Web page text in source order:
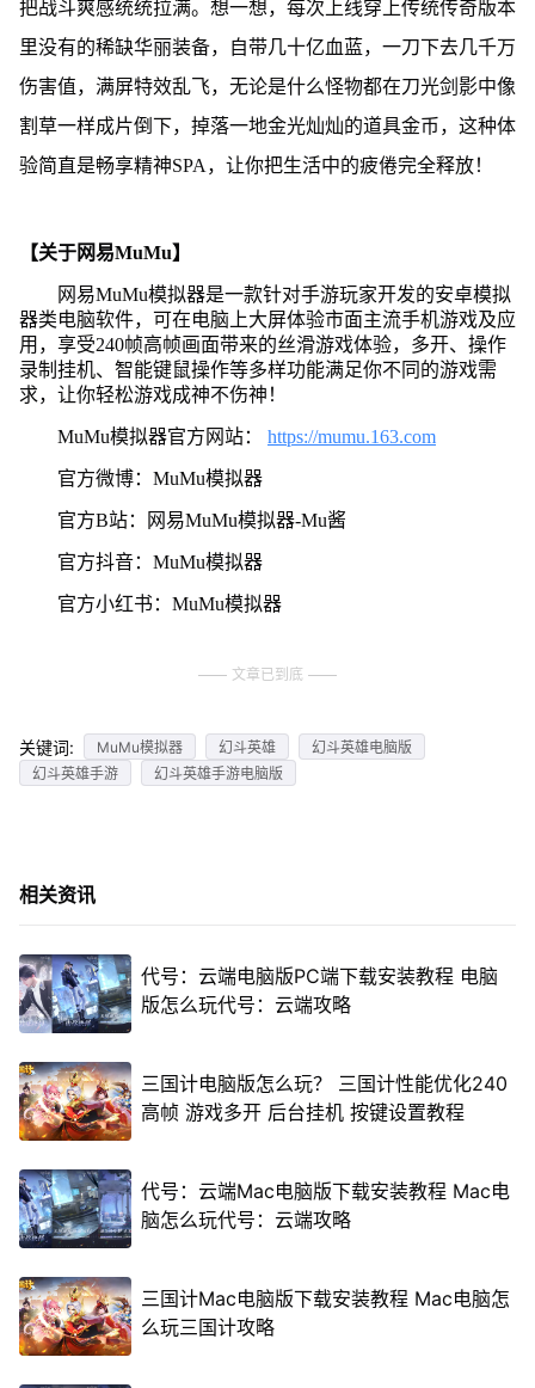
把战斗爽感统统拉满。想一想，每次上线穿上传统传奇版本
里没有的稀缺华丽装备，自带几十亿血蓝，一刀下去几千万
伤害值，满屏特效乱飞，无论是什么怪物都在刀光剑影中像
割草一样成片倒下，掉落一地金光灿灿的道具金币，这种体
验简直是畅享精神SPA，让你把生活中的疲倦完全释放！
【关于网易MuMu】
网易MuMu模拟器是一款针对手游玩家开发的安卓模拟
器类电脑软件，可在电脑上大屏体验市面主流手机游戏及应
用，享受240帧高帧画面带来的丝滑游戏体验，多开、操作
录制挂机、智能键鼠操作等多样功能满足你不同的游戏需
求，让你轻松游戏成神不伤神！
MuMu模拟器官方网站： https://mumu.163.com
官方微博：MuMu模拟器
官方B站：网易MuMu模拟器-Mu酱
官方抖音：MuMu模拟器
官方小红书：MuMu模拟器
文章已到底
关键词: MuMu模拟器 幻斗英雄
幻斗英雄电脑版
幻斗英雄手游
幻斗英雄手游电脑版
相关资讯
代号：云端电脑版PC端下载安装教程 电脑
版怎么玩代号：云端攻略
三国计电脑版怎么玩？ 三国计性能优化240
高帧 游戏多开 后台挂机 按键设置教程
代号：云端Mac电脑版下载安装教程 Mac电
脑怎么玩代号：云端攻略
三国计Mac电脑版下载安装教程 Mac电脑怎
么玩三国计攻略